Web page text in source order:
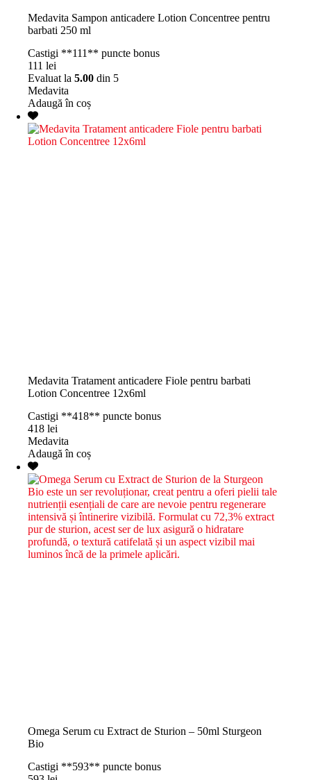
Medavita Sampon anticadere Lotion Concentree pentru
barbati 250 ml
Castigi **111** puncte bonus
111 lei
Evaluat la 5.00 din 5
Medavita
Adaugă în coș
Medavita Tratament anticadere Fiole pentru barbati
Lotion Concentree 12x6ml
Castigi **418** puncte bonus
418 lei
Medavita
Adaugă în coș
Omega Serum cu Extract de Sturion – 50ml Sturgeon
Bio
Castigi **593** puncte bonus